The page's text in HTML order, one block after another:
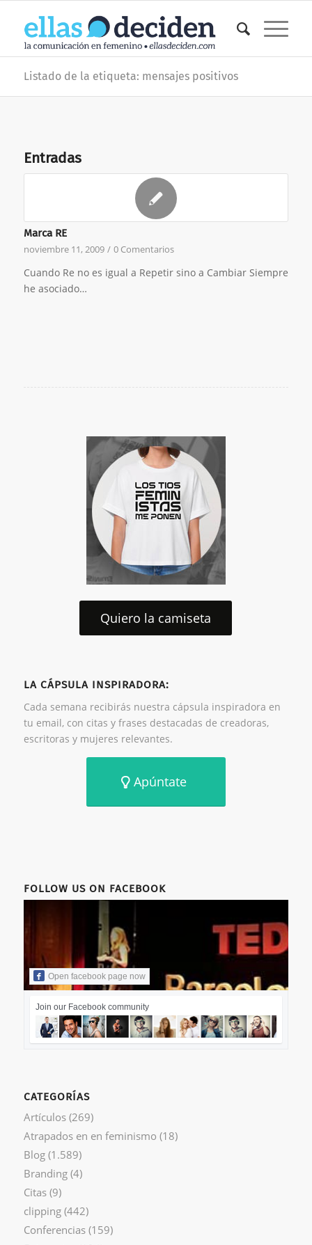
Listado de la etiqueta: mensajes positivos
Entradas
Marca RE
noviembre 11, 2009 / 0 Comentarios
Cuando Re no es igual a Repetir sino a Cambiar Siempre
he asociado…
Quiero la camiseta
LA CÁPSULA INSPIRADORA:
Cada semana recibirás nuestra cápsula inspiradora en
tu email, con citas y frases destacadas de creadoras,
escritoras y mujeres relevantes.
Apúntate
FOLLOW US ON FACEBOOK
Open facebook page now
Join our Facebook community
CATEGORÍAS
Artículos(269)
Atrapados en en feminismo (18)
Blog(1.589)
Branding(4)
Citas(9)
clipping(442)
Conferencias(159)